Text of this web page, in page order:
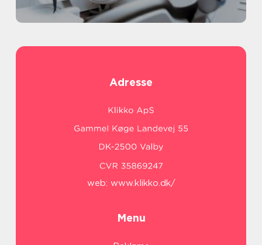
Adresse
web: www.klikko.dk/
Menu